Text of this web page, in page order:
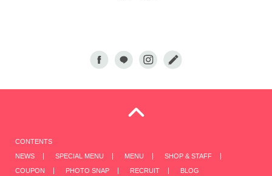
CONTENTS
NEWS
SPECIAL MENU MENU
SHOP & STAFF
COUPON
PHOTO SNAP RECRUIT BLOG